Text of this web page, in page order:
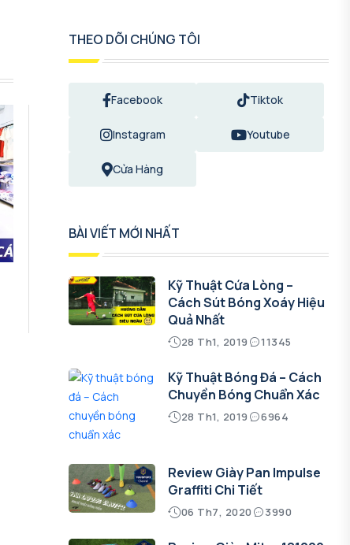
THEO DÕI CHÚNG TÔI
Facebook Tiktok
Instagram Youtube
Cửa Hàng
BÀI VIẾT MỚI NHẤT
Kỹ Thuật Cứa Lòng –
Cách Sút Bóng Xoáy Hiệu
Quả Nhất
28 Th1, 2019 11345
Kỹ Thuật Bóng Đá – Cách
Chuyền Bóng Chuẩn Xác
28 Th1, 2019 6964
Review Giày Pan Impulse
Graffiti Chi Tiết
06 Th7, 2020 3990